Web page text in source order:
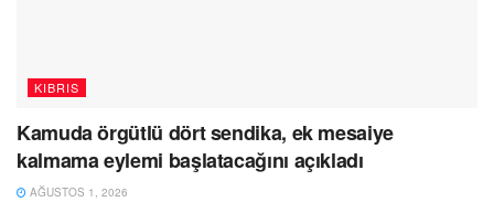
KIBRIS
Kamuda örgütlü dört sendika, ek mesaiye
kalmama eylemi başlatacağını açıkladı
AĞUSTOS 1, 2026